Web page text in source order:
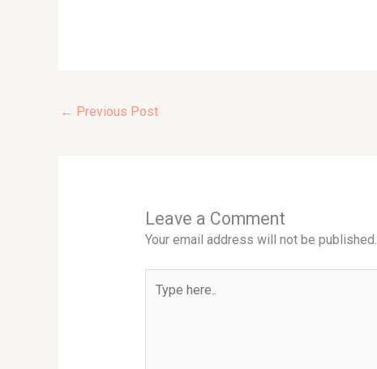
← Previous Post
Leave a Comment
Your email address will not be published.
here..